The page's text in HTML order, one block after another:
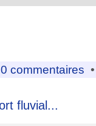
0 commentaires
fluvial...